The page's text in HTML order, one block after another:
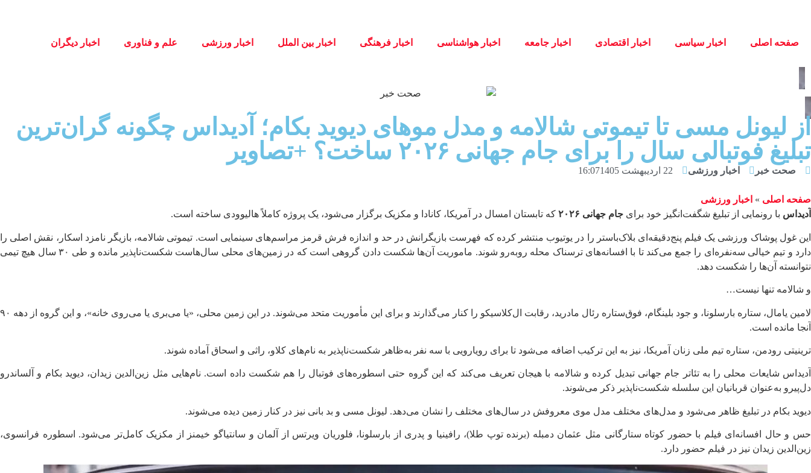
صفحه اصلی اخبار سیاسی اخبار اقتصادی اخبار جامعه اخبار هواشناسی اخبار فرهنگی اخبار بین الملل اخبار ورزشی علم و فناوری اخبار دیگران
از لیونل مسی تا تیموتی شالامه و مدل موهای دیوید بکام؛ آدیداس چگونه گران‌ترین
تبلیغ فوتبالی سال را برای جام جهانی ۲۰۲۶ ساخت؟ +تصاویر
صحت خبر اخبار ورزشی 22 اردیبهشت 1405 16:07
صفحه اصلی » اخبار ورزشی
آدیداس با رونمایی از تبلیغ شگفت‌انگیز خود برای جام جهانی ۲۰۲۶ که تابستان امسال در آمریکا، کانادا و مکزیک برگزار می‌شود، یک پروژه کاملاً هالیوودی ساخته است.
این غول پوشاک ورزشی یک فیلم پنج‌دقیقه‌ای بلاک‌باستر را در یوتیوب منتشر کرده که فهرست بازیگرانش در حد و اندازه فرش قرمز مراسم‌های سینمایی است. تیموتی شالامه، بازیگر نامزد اسکار، نقش اصلی را
دارد و تیم خیالی سه‌نفره‌ای را جمع می‌کند تا با افسانه‌های ترسناک محله روبه‌رو شوند. ماموریت آن‌ها شکست دادن گروهی است که در زمین‌های محلی سال‌هاست شکست‌ناپذیر مانده و طی ۳۰ سال هیچ تیمی
نتوانسته آن‌ها را شکست دهد.
و شالامه تنها نیست…
لامین یامال، ستاره بارسلونا، و جود بلینگام، فوق‌ستاره رئال مادرید، رقابت ال‌کلاسیکو را کنار می‌گذارند و برای این مأموریت متحد می‌شوند. در این زمین محلی، «یا می‌بری یا می‌روی خانه»، و این گروه از دهه ۹۰
آنجا مانده است.
ترینیتی رودمن، ستاره تیم ملی زنان آمریکا، نیز به این ترکیب اضافه می‌شود تا برای رویارویی با سه نفر به‌ظاهر شکست‌ناپذیر به نام‌های کلاو، راثی و اسحاق آماده شوند.
آدیداس شایعات محلی را به تئاتر جام جهانی تبدیل کرده و شالامه با هیجان تعریف می‌کند که این گروه حتی اسطوره‌های فوتبال را هم شکست داده است. نام‌هایی مثل زین‌الدین زیدان، دیوید بکام و آلساندرو
دل‌پیرو به‌عنوان قربانیان این سلسله شکست‌ناپذیر ذکر می‌شوند.
دیوید بکام در تبلیغ ظاهر می‌شود و مدل‌های مختلف مدل موی معروفش در سال‌های مختلف را نشان می‌دهد. لیونل مسی و بد بانی نیز در کنار زمین دیده می‌شوند.
حس و حال افسانه‌ای فیلم با حضور کوتاه ستارگانی مثل عثمان دمبله (برنده توپ طلا)، رافینیا و پدری از بارسلونا، فلوریان ویرتس از آلمان و سانتیاگو خیمنز از مکزیک کامل‌تر می‌شود. اسطوره فرانسوی،
زین‌الدین زیدان نیز در فیلم حضور دارد.